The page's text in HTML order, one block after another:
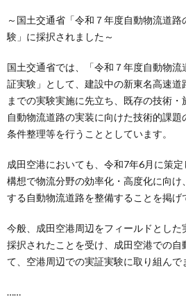
～国土交通省「令和７年度自動物流道
験」に採択されました～
国土交通省では、「令和７年度自動物
証実験」として、建設中の新東名高速
までの実験実施に先立ち、既存の技術・
自動物流道路の実装に向けた技術的課
条件整理等を行うこととしています。
成田空港においても、令和7年6月に策定
構想で物流分野の効率化・高度化に向け
する自動物流道路を整備することを掲げ
今般、成田空港周辺をフィールドとした
採択されたことを受け、成田空港での自
て、空港周辺での実証実験に取り組んで
……